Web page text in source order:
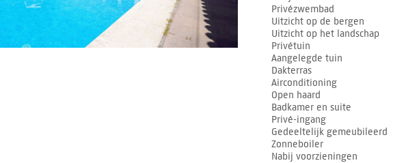
Privézwembad
Uitzicht op de bergen
Uitzicht op het landschap
Privétuin
Aangelegde tuin
Dakterras
Airconditioning
Open haard
Badkamer en suite
Privé-ingang
Gedeeltelijk gemeubileerd
Zonneboiler
Nabij voorzieningen